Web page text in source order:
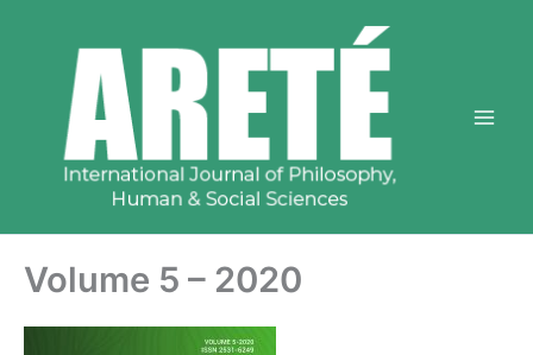
Volume 5 – 2020